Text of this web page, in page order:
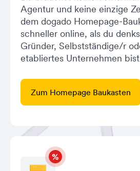
Agentur und keine einzige
dem dogado Homepage-
schneller online, als du
Gründer, Selbstständige/r
etabliertes Unternehmen
Zum Homepage Baukasten